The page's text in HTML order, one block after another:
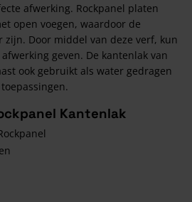
afwerking. Rockpanel platen
open voegen, waardoor de
Door middel van deze verf, kun
geven. De kantenlak van
ook gebruikt als water gedragen
Kantenlak